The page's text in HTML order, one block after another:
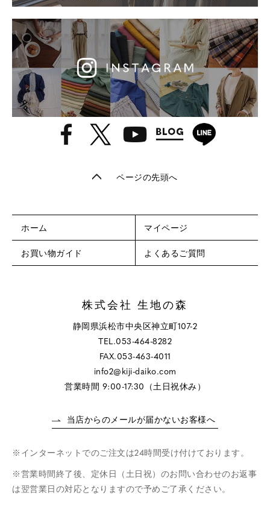
ページの先頭へ
ホーム マイページ
お買い物ガイド よくあるご質問
株式会社 生地の森
静岡県浜松市中央区神立町107-2
TEL.053-464-8282
FAX.053-463-4011
info2@kiji-daiko.com
営業時間 9:00-17:30（土日祝休み）
当店からのメールが届かないお客様へ
インターネットでのご注文は24時間受け付けております。
営業時間終了後、定休日（土日祝）のお問い合わせのお返事
は翌営業日の対応となりますので予めご了承ください。